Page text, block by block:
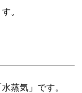
。
蒸気」です。